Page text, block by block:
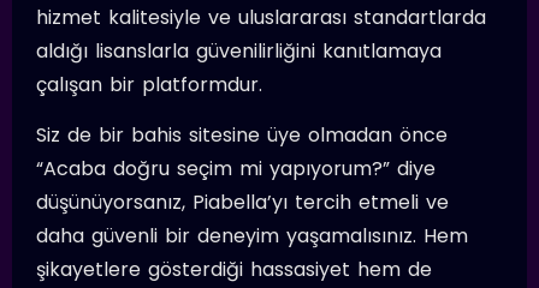
hizmet kalitesiyle ve uluslararası standartlarda
aldığı lisanslarla güvenilirliğini kanıtlamaya
çalışan bir platformdur.
Siz de bir bahis sitesine üye olmadan önce
“Acaba doğru seçim mi yapıyorum?” diye
düşünüyorsanız, Piabella’yı tercih etmeli ve
daha güvenli bir deneyim yaşamalısınız. Hem
şikayetlere gösterdiği hassasiyet hem de